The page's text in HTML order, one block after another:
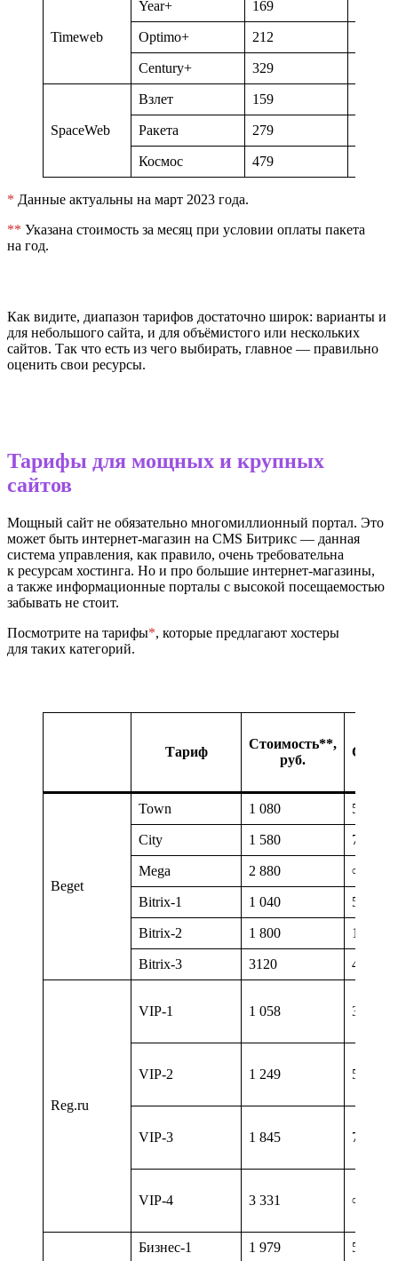
Timeweb
Year+ 169
Optimo+ 212
Century+ 329
SpaceWeb
Взлет 159
Ракета 279
Космос 479
* Данные актуальны на март 2023 года.
** Указана стоимость за месяц при условии оплаты пакета
на год.
Как видите, диапазон тарифов достаточно широк: варианты и
для небольшого сайта, и для объёмистого или нескольких
сайтов. Так что есть из чего выбирать, главное — правильно
оценить свои ресурсы.
Тарифы для мощных и крупных
сайтов
Мощный сайт не обязательно многомиллионный портал. Это
может быть интернет-магазин на CMS Битрикс — данная
система управления, как правило, очень требовательна
к ресурсам хостинга. Но и про большие интернет-магазины,
а также информационные порталы с высокой посещаемостью
забывать не стоит.
Посмотрите на тарифы*, которые предлагают хостеры
для таких категорий.
Тариф
Стоимость**,
руб.
Сайты
Beget
Town 1 080 50
City 1 580 75
Mega 2 880 ∞
Bitrix-1 1 040 5
Bitrix-2 1 800 15
Bitrix-3 3120 40
Reg.ru
VIP-1 1 058 30
VIP-2 1 249 50
VIP-3 1 845 70
VIP-4 3 331 ∞
Бизнес-1 1 979 50